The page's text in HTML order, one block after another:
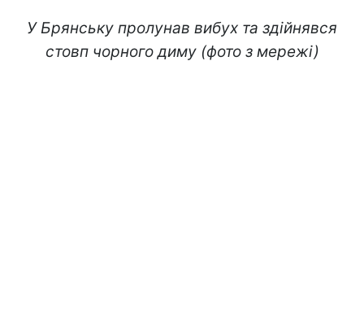
У Брянську пролунав вибух та здійнявся
стовп чорного диму (фото з мережі)